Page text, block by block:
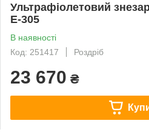
Ультрафіолетовий
Е-305
В наявності
Код: 251417
Роздріб
23 670 ₴